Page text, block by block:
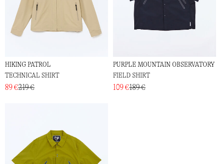
HIKING PATROL
TECHNICAL SHIRT
89 €219 €
PURPLE MOUNTAIN OBSERVATORY
FIELD SHIRT
109 €189 €